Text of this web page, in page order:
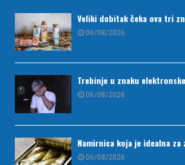
Veliki dobitak čeka ova tri
06/08/2026
Trebinje u znaku
06/08/2026
Namirnica koja je idealna za
06/08/2026